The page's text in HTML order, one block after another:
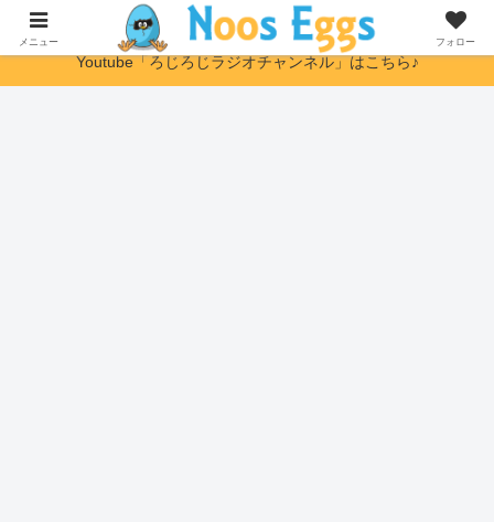
ヌーソロジー初心者さんに優しい解説サイト
Youtube「ろじろじラジオチャンネル」はこちら♪
メニュー フォロー